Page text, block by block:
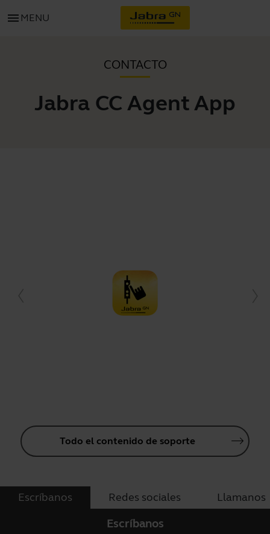
menu MENU
CONTACTO
Jabra CC Agent App
Todo el contenido de soporte
Escríbanos Redes sociales Llamanos
Escríbanos